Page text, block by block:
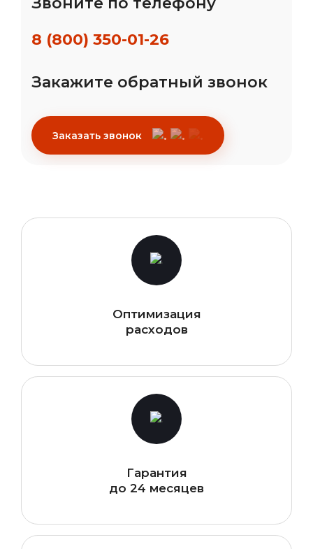
Оптимизация
расходов
Гарантия
до 24 месяцев
8 (800) 350-01-26
Закажите обратный звонок
Заказать звонок